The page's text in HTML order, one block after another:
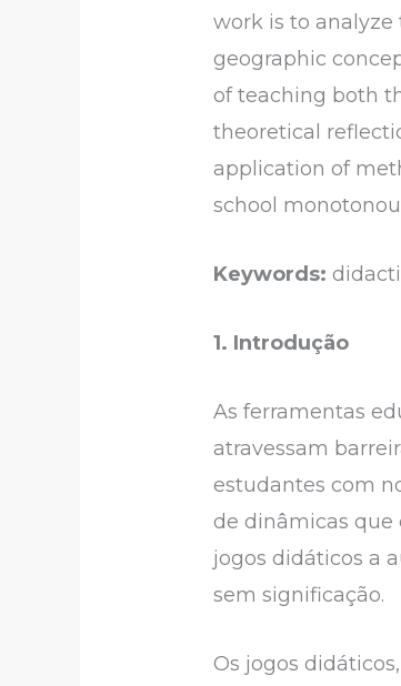
work is to
geographic
of teaching both
theoretical
application of
school
Keywords:
1. Introdução
As ferramentas
atravessam
estudantes com
de dinâmicas que
jogos didáticos a
sem significação.
Os jogos